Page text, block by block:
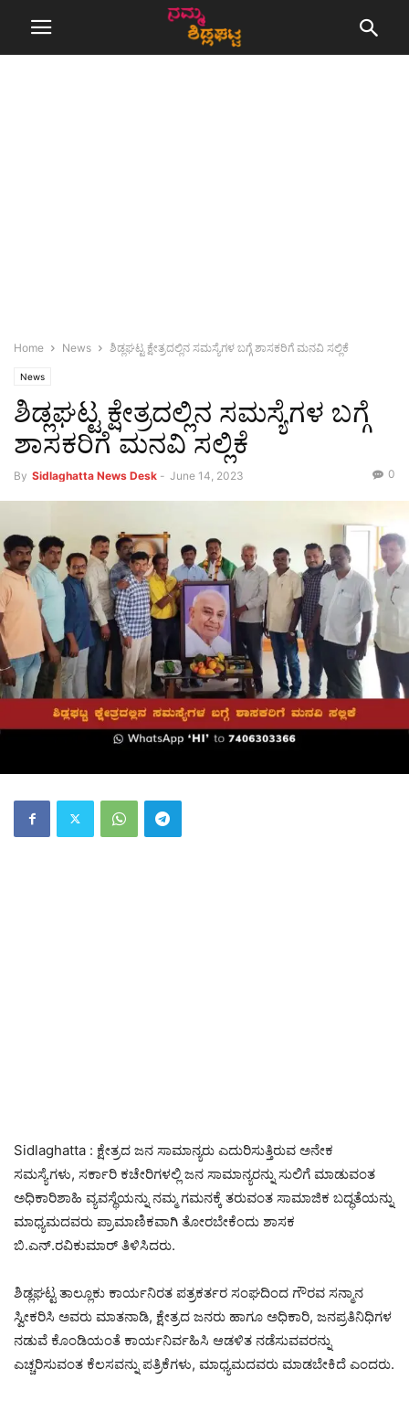
Home News ಶಿಡ್ಲಘಟ್ಟ ಕ್ಷೇತ್ರದಲ್ಲಿನ ಸಮಸ್ಯೆಗಳ ಬಗ್ಗೆ ಶಾಸಕರಿಗೆ ಮನವಿ ಸಲ್ಲಿಕೆ
News
ಶಿಡ್ಲಘಟ್ಟ ಕ್ಷೇತ್ರದಲ್ಲಿನ ಸಮಸ್ಯೆಗಳ ಬಗ್ಗೆ
ಶಾಸಕರಿಗೆ ಮನವಿ ಸಲ್ಲಿಕೆ
By Sidlaghatta News Desk - June 14, 2023 0
Sidlaghatta : ಕ್ಷೇತ್ರದ ಜನ ಸಾಮಾನ್ಯರು ಎದುರಿಸುತ್ತಿರುವ ಅನೇಕ
ಸಮಸ್ಯೆಗಳು, ಸರ್ಕಾರಿ ಕಚೇರಿಗಳಲ್ಲಿ ಜನ ಸಾಮಾನ್ಯರನ್ನು ಸುಲಿಗೆ ಮಾಡುವಂತ
ಅಧಿಕಾರಿಶಾಹಿ ವ್ಯವಸ್ಥೆಯನ್ನು ನಮ್ಮ ಗಮನಕ್ಕೆ ತರುವಂತ ಸಾಮಾಜಿಕ ಬದ್ಧತೆಯನ್ನು
ಮಾಧ್ಯಮದವರು ಪ್ರಾಮಾಣಿಕವಾಗಿ ತೋರಬೇಕೆಂದು ಶಾಸಕ
ಬಿ.ಎನ್.ರವಿಕುಮಾರ್ ತಿಳಿಸಿದರು.
ಶಿಡ್ಲಘಟ್ಟ ತಾಲ್ಲೂಕು ಕಾರ್ಯನಿರತ ಪತ್ರಕರ್ತರ ಸಂಘದಿಂದ ಗೌರವ ಸನ್ಮಾನ
ಸ್ವೀಕರಿಸಿ ಅವರು ಮಾತನಾಡಿ, ಕ್ಷೇತ್ರದ ಜನರು ಹಾಗೂ ಅಧಿಕಾರಿ, ಜನಪ್ರತಿನಿಧಿಗಳ
ನಡುವೆ ಕೊಂಡಿಯಂತೆ ಕಾರ್ಯನಿರ್ವಹಿಸಿ ಆಡಳಿತ ನಡೆಸುವವರನ್ನು
ಎಚ್ಚರಿಸುವಂತ ಕೆಲಸವನ್ನು ಪತ್ರಿಕೆಗಳು, ಮಾಧ್ಯಮದವರು ಮಾಡಬೇಕಿದೆ ಎಂದರು.